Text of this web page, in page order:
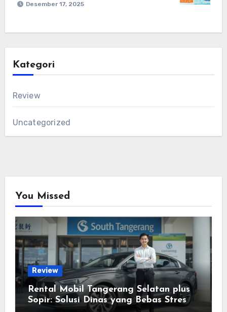
Desember 17, 2025
Kategori
Review
Uncategorized
You Missed
Review
Rental Mobil Tangerang Selatan plus
Sopir: Solusi Dinas yang Bebas Stres